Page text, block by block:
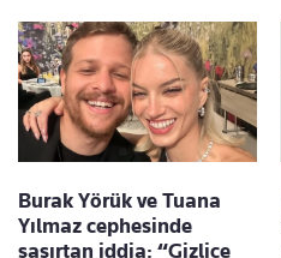
Burak Yörük ve Tuana
Yılmaz cephesinde
şaşırtan iddia: “Gizlice